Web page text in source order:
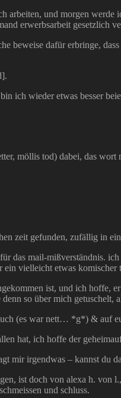
arbeiten, und morgen werde
erwerbsarbeit gesetzlich
beweise dafür erbringe,
ich wieder etwas besser
möllis tod) dabei, das
zeit gefunden, zufällig in
das mail-mißverständnis.
vielleicht etwas komischer
ist, und ich hoffe,
so über mich getuschelt,
(es war nett… *g*) & auf
hat, ich hoffe der
mir irgendwas – kannst
ist doch von alexa h. von
und schluss.